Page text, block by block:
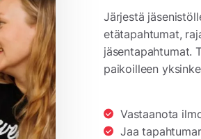
Järjestä
etätapahtumat,
jäsentapahtumat.
paikoilleen
Vastaanota
Jaa